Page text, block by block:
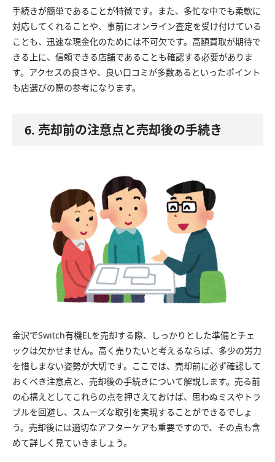
手続きが簡単であることが特徴です。また、多忙な中でも柔軟に
対応してくれることや、事前にオンライン査定を受け付けている
ことも、迅速な現金化のためには不可欠です。高額買取が期待で
きる上に、信頼できる店舗であることも確認する必要がありま
す。アクセスの良さや、良い口コミが多数あるといったポイント
も店選びの際の参考になります。
6. 売却前の注意点と売却後の手続き
金沢でSwitch有機ELを売却する際、しっかりとした準備とチェ
ックは欠かせません。高く売りたいと考えるならば、多少の労力
を惜しまない姿勢が大切です。ここでは、売却前に必ず確認して
おくべき注意点と、売却後の手続きについて解説します。売る前
の心構えとしてこれらの点を押さえておけば、思わぬミスやトラ
ブルを回避し、スムーズな取引を実現することができるでしょ
う。売却後には適切なアフターケアも重要ですので、その点も含
めて詳しく見ていきましょう。